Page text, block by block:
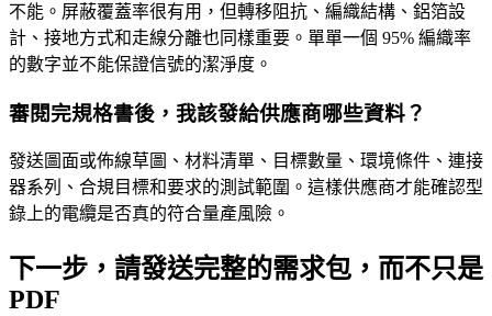
不能。屏蔽覆蓋率很有用，但轉移阻抗、編織結構、鋁箔設
計、接地方式和走線分離也同樣重要。單單一個 95% 編織率
的數字並不能保證信號的潔淨度。
審閱完規格書後，我該發給供應商哪些資料？
發送圖面或佈線草圖、材料清單、目標數量、環境條件、連接
器系列、合規目標和要求的測試範圍。這樣供應商才能確認型
錄上的電纜是否真的符合量產風險。
下一步，請發送完整的需求包，而不只是
PDF